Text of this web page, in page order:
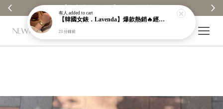
有人 added to cart
【韓國女錶．Lavenda】爆款熱銷🔥經典之作老錢風編織紋理奢華金錶【nk64】
23 分鐘前